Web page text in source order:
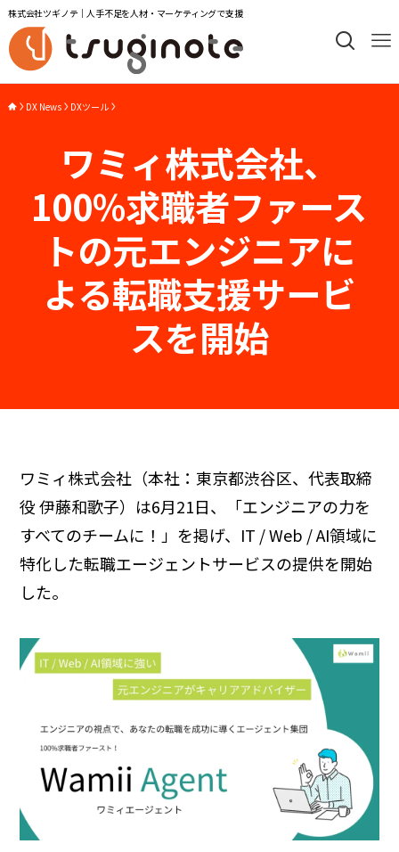
株式会社ツギノテ｜人手不足を人材・マーケティングで支援
DX News DXツール
ワミィ株式会社、
100%求職者ファース
トの元エンジニアに
よる転職支援サービ
スを開始
ワミィ株式会社（本社：東京都渋谷区、代表取締
役 伊藤和歌子）は6月21日、「エンジニアの力を
すべてのチームに！」を掲げ、IT / Web / AI領域に
特化した転職エージェントサービスの提供を開始
した。